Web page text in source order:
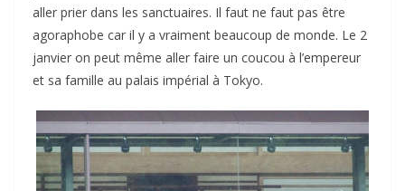
aller prier dans les sanctuaires. Il faut ne faut pas être
agoraphobe car il y a vraiment beaucoup de monde. Le 2
janvier on peut même aller faire un coucou à l’empereur
et sa famille au palais impérial à Tokyo.